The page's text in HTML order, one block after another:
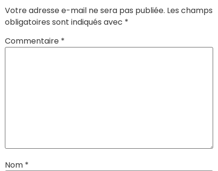
Votre adresse e-mail ne sera pas publiée. Les champs
obligatoires sont indiqués avec *
Commentaire *
Nom *